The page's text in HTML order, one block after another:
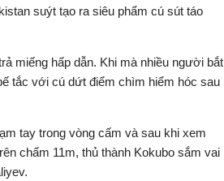
suýt tạo ra siêu phẩm cú sút táo
miếng hấp dẫn. Khi mà nhiều người bắt
tắc với cú dứt điểm chìm hiểm hóc sau
tay trong vòng cấm và sau khi xem
chấm 11m, thủ thành Kokubo sắm vai